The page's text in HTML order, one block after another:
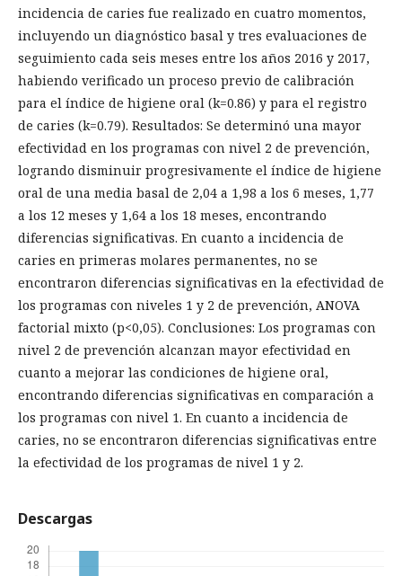
incidencia de caries fue realizado en cuatro momentos,
incluyendo un diagnóstico basal y tres evaluaciones de
seguimiento cada seis meses entre los años 2016 y 2017,
habiendo verificado un proceso previo de calibración
para el índice de higiene oral (k=0.86) y para el registro
de caries (k=0.79). Resultados: Se determinó una mayor
efectividad en los programas con nivel 2 de prevención,
logrando disminuir progresivamente el índice de higiene
oral de una media basal de 2,04 a 1,98 a los 6 meses, 1,77
a los 12 meses y 1,64 a los 18 meses, encontrando
diferencias significativas. En cuanto a incidencia de
caries en primeras molares permanentes, no se
encontraron diferencias significativas en la efectividad de
los programas con niveles 1 y 2 de prevención, ANOVA
factorial mixto (p<0,05). Conclusiones: Los programas con
nivel 2 de prevención alcanzan mayor efectividad en
cuanto a mejorar las condiciones de higiene oral,
encontrando diferencias significativas en comparación a
los programas con nivel 1. En cuanto a incidencia de
caries, no se encontraron diferencias significativas entre
la efectividad de los programas de nivel 1 y 2.
Descargas